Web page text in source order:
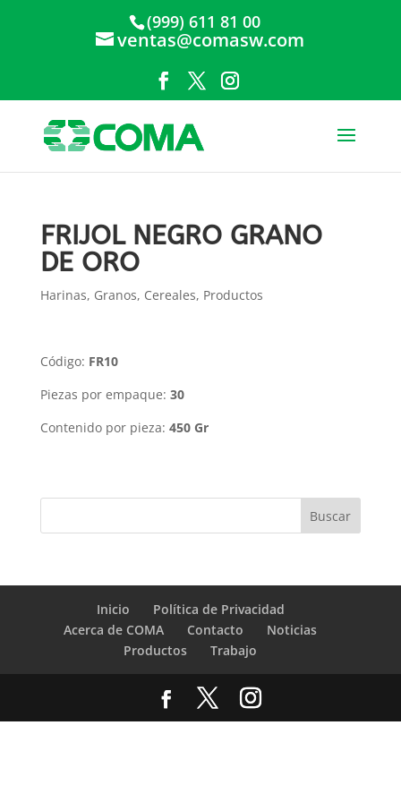
(999) 611 81 00
ventas@comasw.com
FRIJOL NEGRO GRANO
DE ORO
Harinas, Granos, Cereales, Productos
Código: FR10
Piezas por empaque: 30
Contenido por pieza: 450 Gr
Inicio
Política de Privacidad
Acerca de COMA
Contacto
Noticias
Productos
Trabajo